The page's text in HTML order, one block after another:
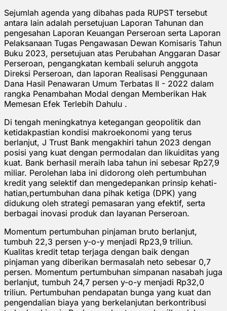
Sejumlah agenda yang dibahas pada RUPST tersebut
antara lain adalah persetujuan Laporan Tahunan dan
pengesahan Laporan Keuangan Perseroan serta Laporan
Pelaksanaan Tugas Pengawasan Dewan Komisaris Tahun
Buku 2023, persetujuan atas Perubahan Anggaran Dasar
Perseroan, pengangkatan kembali seluruh anggota
Direksi Perseroan, dan laporan Realisasi Penggunaan
Dana Hasil Penawaran Umum Terbatas II - 2022 dalam
rangka Penambahan Modal dengan Memberikan Hak
Memesan Efek Terlebih Dahulu .
Di tengah meningkatnya ketegangan geopolitik dan
ketidakpastian kondisi makroekonomi yang terus
berlanjut, J Trust Bank mengakhiri tahun 2023 dengan
posisi yang kuat dengan permodalan dan likuiditas yang
kuat. Bank berhasil meraih laba tahun ini sebesar Rp27,9
miliar. Perolehan laba ini didorong oleh pertumbuhan
kredit yang selektif dan mengedepankan prinsip kehati-
hatian,pertumbuhan dana pihak ketiga (DPK) yang
didukung oleh strategi pemasaran yang efektif, serta
berbagai inovasi produk dan layanan Perseroan.
Momentum pertumbuhan pinjaman bruto berlanjut,
tumbuh 22,3 persen y-o-y menjadi Rp23,9 triliun.
Kualitas kredit tetap terjaga dengan baik dengan
pinjaman yang diberikan bermasalah neto sebesar 0,7
persen. Momentum pertumbuhan simpanan nasabah juga
berlanjut, tumbuh 24,7 persen y-o-y menjadi Rp32,0
triliun. Pertumbuhan pendapatan bunga yang kuat dan
pengendalian biaya yang berkelanjutan berkontribusi